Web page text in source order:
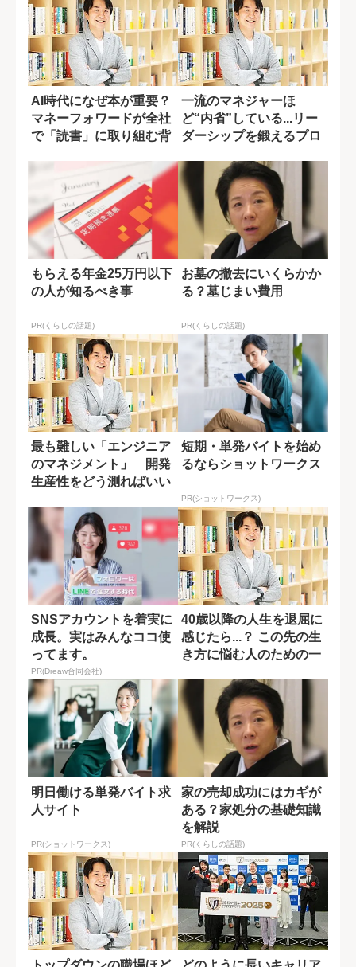
AI時代になぜ本が重要？
マネーフォワードが全社
で「読書」に取り組む背
一流のマネジャーほ
ど“内省”している...リー
ダーシップを鍛えるプロ
もらえる年金25万円以下
の人が知るべき事
PR(くらしの話題)
お墓の撤去にいくらかか
る？墓じまい費用
PR(くらしの話題)
最も難しい「エンジニア
のマネジメント」 開発
生産性をどう測ればいい
短期・単発バイトを始め
るならショットワークス
PR(ショットワークス)
SNSアカウントを着実に
成長。実はみんなココ使
ってます。
PR(Dreaw合同会社)
40歳以降の人生を退屈に
感じたら...？ この先の生
き方に悩む人のための一
明日働ける単発バイト求
人サイト
PR(ショットワークス)
家の売却成功にはカギが
ある？家処分の基礎知識
を解説
PR(くらしの話題)